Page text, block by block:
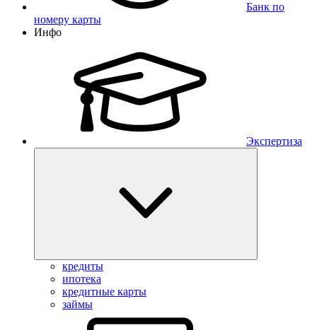
Банк по
номеру карты
Инфо
Экспертиза
кредиты
ипотека
кредитные карты
займы